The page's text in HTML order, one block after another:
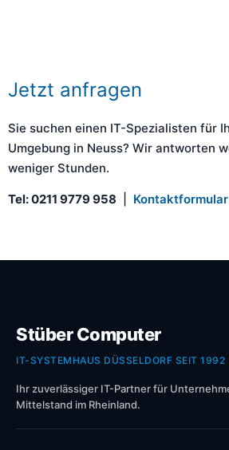
Jetzt anfragen
Sie suchen einen IT-Spezialisten für
Umgebung in Neuss? Wir antworten
weniger Stunden.
Tel: 0211 9779 958
Stüber Computer
IT-SYSTEMHAUS DÜSSELDORF SEIT 1992
Ihr zuverlässiger IT-Partner für
Mittelstand im Rheinland.